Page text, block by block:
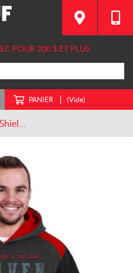
POUR 200 $ ET PLUS
PANIER (Vide)